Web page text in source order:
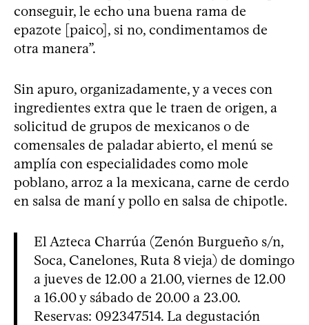
conseguir, le echo una buena rama de
epazote [paico], si no, condimentamos de
otra manera”.
Sin apuro, organizadamente, y a veces con
ingredientes extra que le traen de origen, a
solicitud de grupos de mexicanos o de
comensales de paladar abierto, el menú se
amplía con especialidades como mole
poblano, arroz a la mexicana, carne de cerdo
en salsa de maní y pollo en salsa de chipotle.
El Azteca Charrúa (Zenón Burgueño s/n,
Soca, Canelones, Ruta 8 vieja) de domingo
a jueves de 12.00 a 21.00, viernes de 12.00
a 16.00 y sábado de 20.00 a 23.00.
Reservas: 092347514. La degustación